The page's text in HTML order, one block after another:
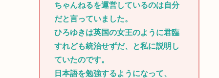
ちゃんねるを運営しているのは自分
だと言っていました。
ひろゆきは英国の女王のように君臨
すれども統治せずだ、と私に説明し
ていたのです。
日本語を勉強するようになって、